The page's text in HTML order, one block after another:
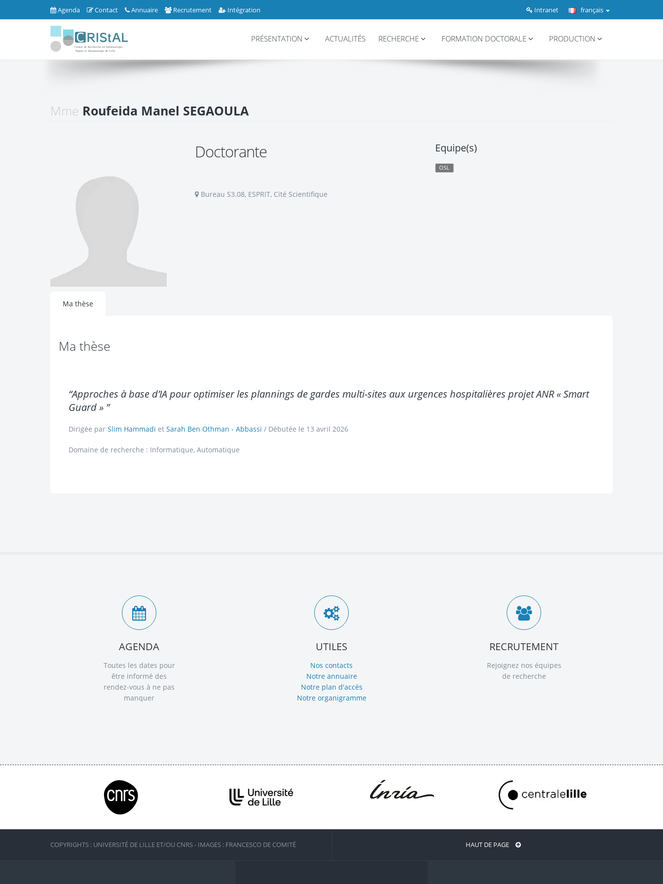
Agenda Contact Annuaire Recrutement Intégration français
Intranet
PRÉSENTATION ACTUALITÉS RECHERCHE FORMATION DOCTORALE PRODUCTION
Mme Roufeida Manel SEGAOULA
Doctorante
Bureau S3.08, ESPRIT, Cité Scientifique
Equipe(s)
OSL
Ma thèse
Ma thèse
“Approches à base d’IA pour optimiser les plannings de gardes multi-sites aux urgences hospitalières projet ANR « Smart
Guard » ”
Dirigée par Slim Hammadi et Sarah Ben Othman - Abbassi / Débutée le 13 avril 2026
Domaine de recherche : Informatique, Automatique
AGENDA
Toutes les dates pour
être informé des
rendez-vous à ne pas
manquer
UTILES
Nos contacts
Notre annuaire
Notre plan d'accès
Notre organigramme
RECRUTEMENT
Rejoignez nos équipes
de recherche
COPYRIGHTS : UNIVERSITÉ DE LILLE ET/OU CNRS - IMAGES : FRANCESCO DE COMITÉ HAUT DE PAGE